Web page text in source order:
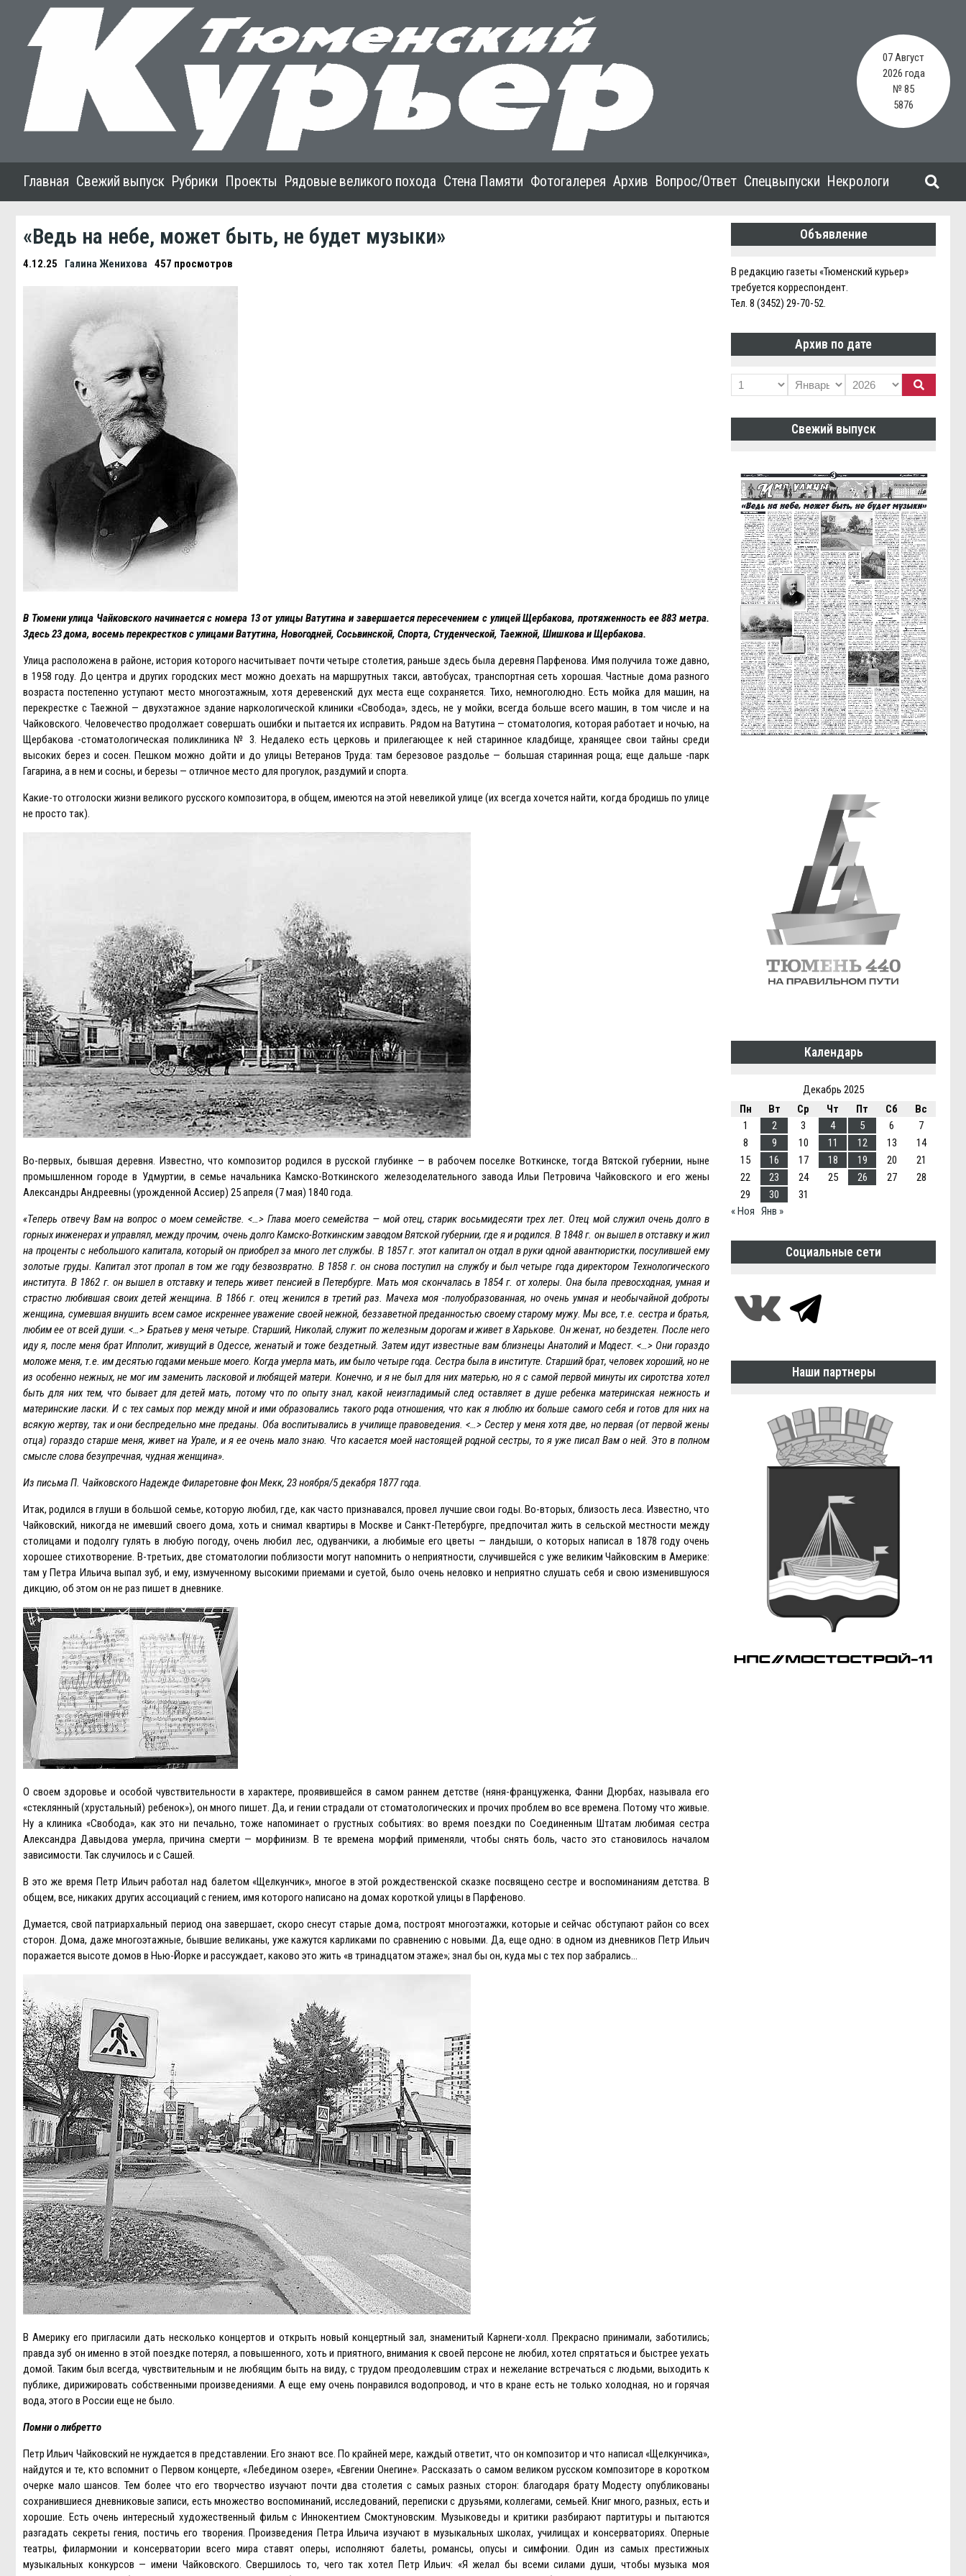
07 Август
2026 года
№ 85
5876
Главная Свежий выпуск Рубрики Проекты Рядовые великого похода Стена Памяти Фотогалерея Архив Вопрос/Ответ Спецвыпуски Некрологи
«Ведь на небе, может быть, не будет музыки»
4.12.25 Галина Женихова 457 просмотров
В Тюмени улица Чайковского начинается с номера 13 от улицы Ватутина и завершается пересечением с улицей Щербакова, протяженность ее 883 метра.
Здесь 23 дома, восемь перекрестков с улицами Ватутина, Новогодней, Сосьвинской, Спорта, Студенческой, Таежной, Шишкова и Щербакова.
Улица расположена в районе, история которого насчитывает почти четыре столетия, раньше здесь была деревня Парфенова. Имя получила тоже давно,
в 1958 году. До центра и других городских мест можно доехать на маршрутных такси, автобусах, транспортная сеть хорошая. Частные дома разного
возраста постепенно уступают место многоэтажным, хотя деревенский дух места еще сохраняется. Тихо, немноголюдно. Eсть мойка для машин, на
перекрестке с Таежной — двухэтажное здание наркологической клиники «Свобода», здесь, не у мойки, всегда больше всего машин, в том числе и на
Чайковского. Человечество продолжает совершать ошибки и пытается их исправить. Рядом на Ватутина — стоматология, которая работает и ночью, на
Щербакова -стоматологическая поликлиника № 3. Недалеко есть церковь и прилегающее к ней старинное кладбище, хранящее свои тайны среди
высоких берез и сосен. Пешком можно дойти и до улицы Ветеранов Труда: там березовое раздолье — большая старинная роща; еще дальше -парк
Гагарина, а в нем и сосны, и березы — отличное место для прогулок, раздумий и спорта.
Какие-то отголоски жизни великого русского композитора, в общем, имеются на этой невеликой улице (их всегда хочется найти, когда бродишь по улице
не просто так).
Во-первых, бывшая деревня. Известно, что композитор родился в русской глубинке — в рабочем поселке Воткинске, тогда Вятской губернии, ныне
промышленном городе в Удмуртии, в семье начальника Камско-Воткинского железоделательного завода Ильи Петровича Чайковского и его жены
Александры Андреевны (урожденной Ассиер) 25 апреля (7 мая) 1840 года.
«Теперь отвечу Вам на вопрос о моем семействе. <…> Глава моего семейства — мой отец, старик восьмидесяти трех лет. Отец мой служил очень долго в
горных инженерах и управлял, между прочим, очень долго Камско-Воткинским заводом Вятской губернии, где я и родился. В 1848 г. он вышел в отставку и жил
на проценты с небольшого капитала, который он приобрел за много лет службы. В 1857 г. этот капитал он отдал в руки одной авантюристки, посулившей ему
золотые груды. Капитал этот пропал в том же году безвозвратно. В 1858 г. он снова поступил на службу и был четыре года директором Технологического
института. В 1862 г. он вышел в отставку и теперь живет пенсией в Петербурге. Мать моя скончалась в 1854 г. от холеры. Она была превосходная, умная и
страстно любившая своих детей женщина. В 1866 г. отец женился в третий раз. Мачеха моя -полуобразованная, но очень умная и необычайной доброты
женщина, сумевшая внушить всем самое искреннее уважение своей нежной, беззаветной преданностью своему старому мужу. Мы все, т.е. сестра и братья,
любим ее от всей души. <…> Братьев у меня четыре. Старший, Николай, служит по железным дорогам и живет в Харькове. Он женат, но бездетен. После него
иду я, после меня брат Ипполит, живущий в Одессе, женатый и тоже бездетный. Затем идут известные вам близнецы Анатолий и Модест. <…> Они гораздо
моложе меня, т.е. им десятью годами меньше моего. Когда умерла мать, им было четыре года. Сестра была в институте. Старший брат, человек хороший, но не
из особенно нежных, не мог им заменить ласковой и любящей матери. Конечно, и я не был для них матерью, но я с самой первой минуты их сиротства хотел
быть для них тем, что бывает для детей мать, потому что по опыту знал, какой неизгладимый след оставляет в душе ребенка материнская нежность и
материнские ласки. И с тех самых пор между мной и ими образовались такого рода отношения, что как я люблю их больше самого себя и готов для них на
всякую жертву, так и они беспредельно мне преданы. Оба воспитывались в училище правоведения. <…> Сестер у меня хотя две, но первая (от первой жены
отца) гораздо старше меня, живет на Урале, и я ее очень мало знаю. Что касается моей настоящей родной сестры, то я уже писал Вам о ней. Это в полном
смысле слова безупречная, чудная женщина».
Из письма П. Чайковского Надежде Филаретовне фон Мекк, 23 ноября/5 декабря 1877 года.
Итак, родился в глуши в большой семье, которую любил, где, как часто признавался, провел лучшие свои годы. Во-вторых, близость леса. Известно, что
Чайковский, никогда не имевший своего дома, хоть и снимал квартиры в Москве и Санкт-Петербурге, предпочитал жить в сельской местности между
столицами и подолгу гулять в любую погоду, очень любил лес, одуванчики, а любимые его цветы — ландыши, о которых написал в 1878 году очень
хорошее стихотворение. В-третьих, две стоматологии поблизости могут напомнить о неприятности, случившейся с уже великим Чайковским в Америке:
там у Петра Ильича выпал зуб, и ему, измученному высокими приемами и суетой, было очень неловко и неприятно слушать себя и свою изменившуюся
дикцию, об этом он не раз пишет в дневнике.
О своем здоровье и особой чувствительности в характере, проявившейся в самом раннем детстве (няня-француженка, Фанни Дюрбах, называла его
«стеклянный (хрустальный) ребенок»), он много пишет. Да, и гении страдали от стоматологических и прочих проблем во все времена. Потому что живые.
Ну а клиника «Свобода», как это ни печально, тоже напоминает о грустных событиях: во время поездки по Соединенным Штатам любимая сестра
Александра Давыдова умерла, причина смерти — морфинизм. В те времена морфий применяли, чтобы снять боль, часто это становилось началом
зависимости. Так случилось и с Сашей.
В это же время Петр Ильич работал над балетом «Щелкунчик», многое в этой рождественской сказке посвящено сестре и воспоминаниям детства. В
общем, все, никаких других ассоциаций с гением, имя которого написано на домах короткой улицы в Парфеново.
Думается, свой патриархальный период она завершает, скоро снесут старые дома, построят многоэтажки, которые и сейчас обступают район со всех
сторон. Дома, даже многоэтажные, бывшие великаны, уже кажутся карликами по сравнению с новыми. Да, еще одно: в одном из дневников Петр Ильич
поражается высоте домов в Нью-Йорке и рассуждает, каково это жить «в тринадцатом этаже»; знал бы он, куда мы с тех пор забрались…
В Америку его пригласили дать несколько концертов и открыть новый концертный зал, знаменитый Карнеги-холл. Прекрасно принимали, заботились;
правда зуб он именно в этой поездке потерял, а повышенного, хоть и приятного, внимания к своей персоне не любил, хотел спрятаться и быстрее уехать
домой. Таким был всегда, чувствительным и не любящим быть на виду, с трудом преодолевшим страх и нежелание встречаться с людьми, выходить к
публике, дирижировать собственными произведениями. А еще ему очень понравился водопровод, и что в кране есть не только холодная, но и горячая
вода, этого в России еще не было.
Помни о либретто
Петр Ильич Чайковский не нуждается в представлении. Eго знают все. По крайней мере, каждый ответит, что он композитор и что написал «Щелкунчика»,
найдутся и те, кто вспомнит о Первом концерте, «Лебедином озере», «Eвгении Онегине». Рассказать о самом великом русском композиторе в коротком
очерке мало шансов. Тем более что его творчество изучают почти два столетия с самых разных сторон: благодаря брату Модесту опубликованы
сохранившиеся дневниковые записи, есть множество воспоминаний, исследований, переписки с друзьями, коллегами, семьей. Книг много, разных, есть и
хорошие. Eсть очень интересный художественный фильм с Иннокентием Смоктуновским. Музыковеды и критики разбирают партитуры и пытаются
разгадать секреты гения, постичь его творения. Произведения Петра Ильича изучают в музыкальных школах, училищах и консерваториях. Оперные
театры, филармонии и консерватории всего мира ставят оперы, исполняют балеты, романсы, опусы и симфонии. Один из самых престижных
музыкальных конкурсов — имени Чайковского. Свершилось то, чего так хотел Петр Ильич: «Я желал бы всеми силами души, чтобы музыка моя
Объявление
В редакцию газеты «Тюменский курьер»
требуется корреспондент.
Тел. 8 (3452) 29-70-52.
Архив по дате
Свежий выпуск
Календарь
Декабрь 2025
Пн
Вт Ср Чт Пт Сб
Вс
1
2 3 4 5 6
7
8
9 10 11 12 13
14
15
16 17 18 19 20
21
22
23 24 25 26 27
28
29
30
31
« Ноя Янв »
Социальные сети
Наши партнеры